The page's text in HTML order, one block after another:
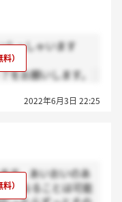
っしゃいます
をお願いします。
2022年6月3日 22:25
す。あいおいのあ
になることは可能